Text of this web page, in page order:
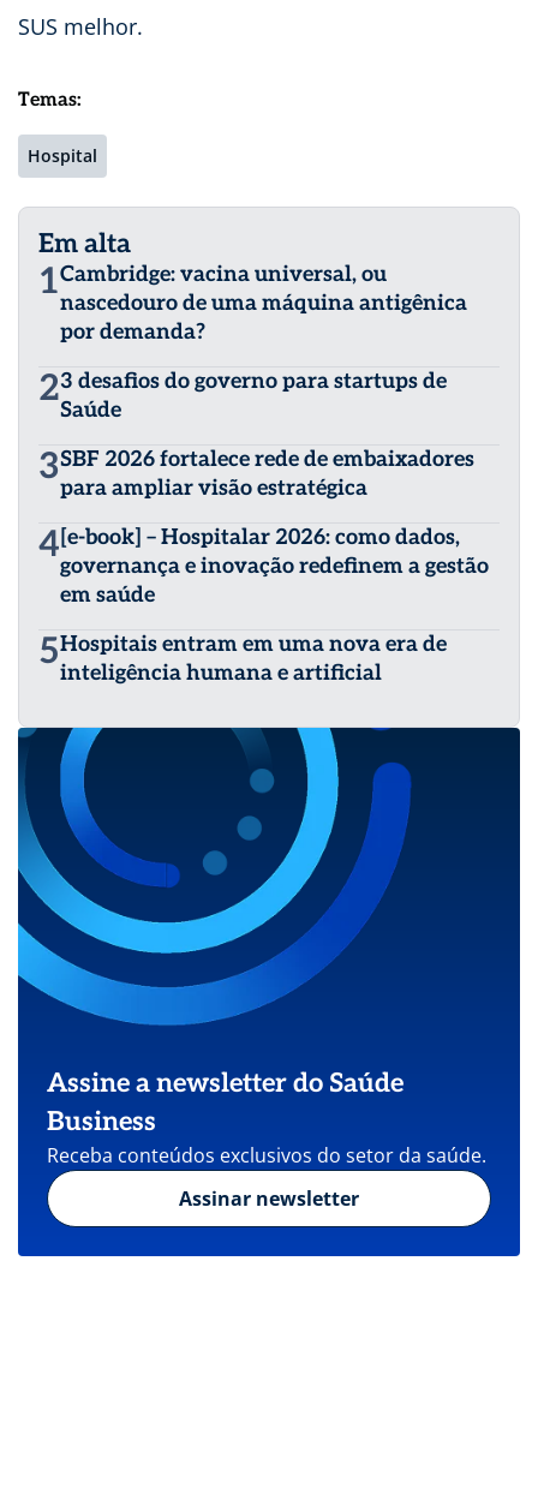
SUS melhor.
Temas:
Hospital
Em alta
1Cambridge: vacina universal, ou
nascedouro de uma máquina antigênica
por demanda?
23 desafios do governo para startups de
Saúde
3SBF 2026 fortalece rede de embaixadores
para ampliar visão estratégica
4[e-book] – Hospitalar 2026: como dados,
governança e inovação redefinem a gestão
em saúde
5Hospitais entram em uma nova era de
inteligência humana e artificial
Assine a newsletter do Saúde
Business
Receba conteúdos exclusivos do setor da saúde.
Assinar newsletter